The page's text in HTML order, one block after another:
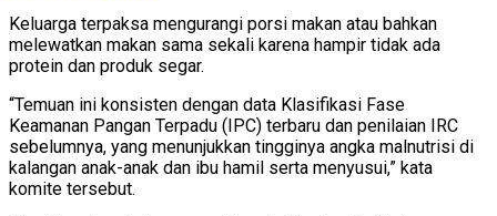
Keluarga terpaksa mengurangi porsi makan atau bahkan
melewatkan makan sama sekali karena hampir tidak ada
protein dan produk segar.
“Temuan ini konsisten dengan data Klasifikasi Fase
Keamanan Pangan Terpadu (IPC) terbaru dan penilaian IRC
sebelumnya, yang menunjukkan tingginya angka malnutrisi di
kalangan anak-anak dan ibu hamil serta menyusui,” kata
komite tersebut.